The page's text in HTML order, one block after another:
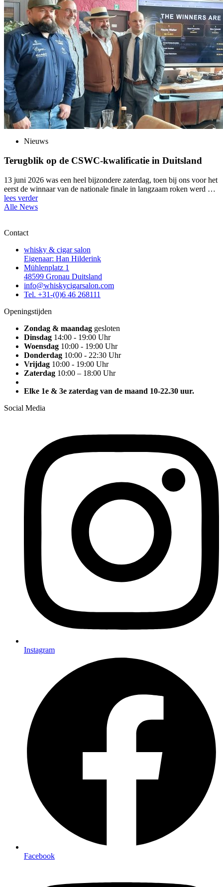
Nieuws
Terugblik op de CSWC-kwalificatie in Duitsland
13 juni 2026 was een heel bijzondere zaterdag, toen bij ons voor het
eerst de winnaar van de nationale finale in langzaam roken werd …
lees verder
Alle News
Contact
whisky & cigar salon
Eigenaar: Han Hilderink
Mühlenplatz 1
48599 Gronau Duitsland
info@whiskycigarsalon.com
Tel. +31-(0)6 46 268111
Openingstijden
Zondag & maandag gesloten
Dinsdag 14:00 - 19:00 Uhr
Woensdag 10:00 - 19:00 Uhr
Donderdag 10:00 - 22:30 Uhr
Vrijdag 10:00 - 19:00 Uhr
Zaterdag 10:00 – 18:00 Uhr
Elke 1e & 3e zaterdag van de maand 10-22.30 uur.
Social Media
Instagram
Facebook